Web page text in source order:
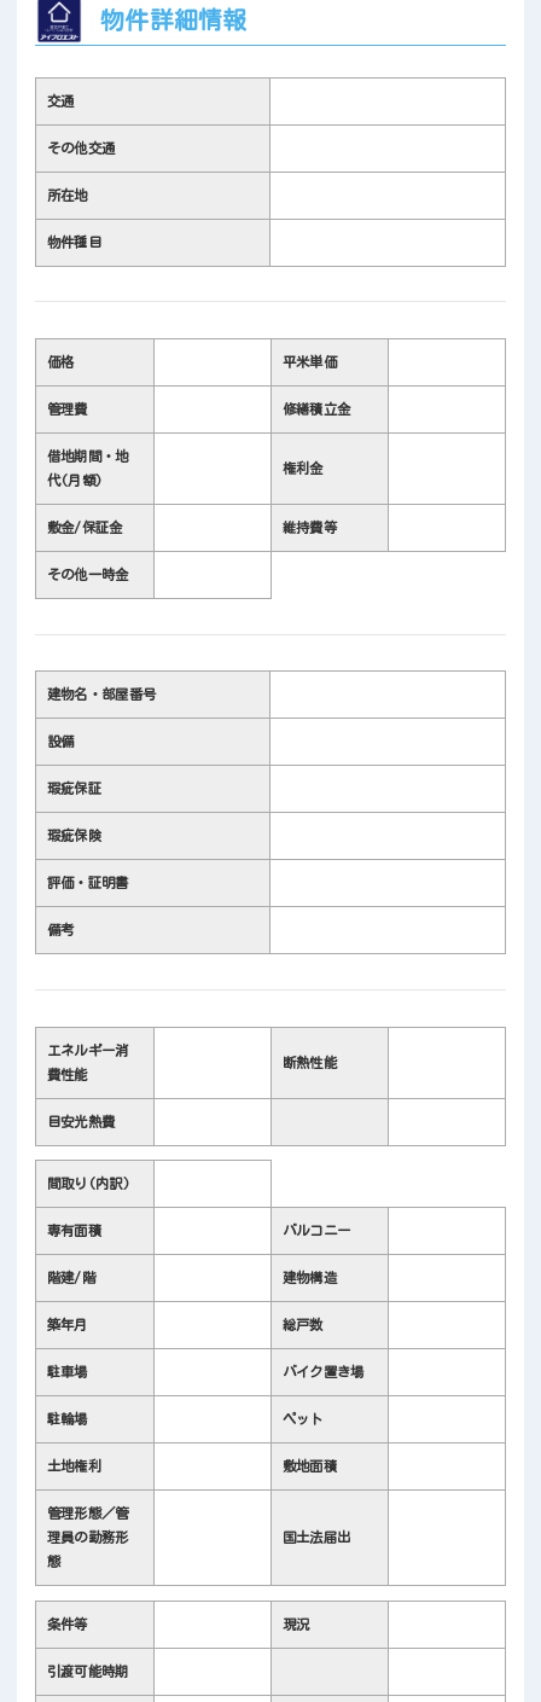
物件詳細情報
交通
その他交通
所在地
物件種目
価格 平米単価
管理費 修繕積立金
借地期間・地
代(月額)
権利金
敷金/保証金 維持費等
その他一時金
建物名・部屋番号
設備
瑕疵保証
瑕疵保険
評価・証明書
備考
エネルギー消
費性能
断熱性能
目安光熱費
間取り(内訳)
専有面積 バルコニー
階建/階 建物構造
築年月 総戸数
駐車場 バイク置き場
駐輪場 ペット
土地権利 敷地面積
管理形態／管
理員の勤務形
態
国土法届出
条件等 現況
引渡可能時期